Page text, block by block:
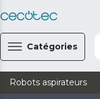
Catégories
Robots aspirateurs